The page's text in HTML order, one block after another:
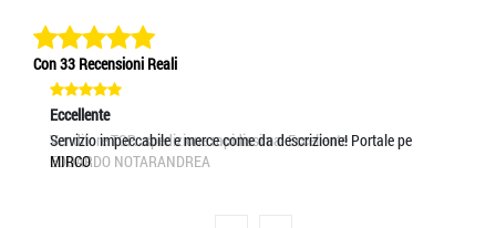
Con 33 Recensioni Reali
Eccellente
Venditore TOP...spedizione rapidissima! Eccellente
EDOARDO NOTARANDREA
Eccellente
Servizio impeccabile e merce come da descrizione! Portale pe
MIRCO